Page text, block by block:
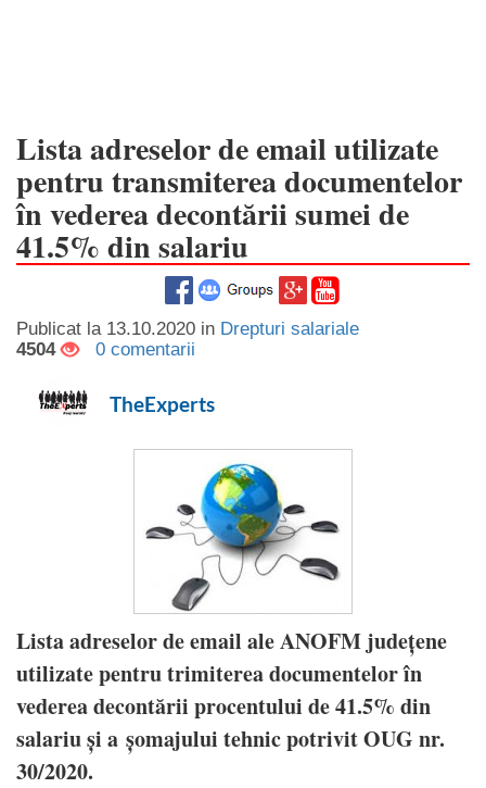
Lista adreselor de email utilizate
pentru transmiterea documentelor
în vederea decontării sumei de
41.5% din salariu
Publicat la 13.10.2020 in Drepturi salariale
4504
0 comentarii
TheExperts
Lista adreselor de email ale ANOFM județene
utilizate pentru trimiterea documentelor în
vederea decontării procentului de 41.5% din
salariu și a șomajului tehnic potrivit OUG nr.
30/2020.